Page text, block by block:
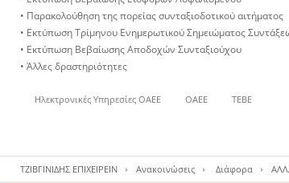
• Παρακολούθηση της πορείας συνταξιοδοτικού αιτήματος
• Εκτύπωση Τρίμηνου Ενημερωτικού Σημειώματος
• Εκτύπωση Βεβαίωσης Αποδοχών Συνταξιούχου
• Άλλες δραστηριότητες
Ηλεκτρονικές Υπηρεσίες ΟΑΕΕ ΟΑΕΕ ΤΕΒΕ
ΤΖΙΒΓΙΝΙΔΗΣ ΕΠΙΧΕΙΡΕΙΝ Ανακοινώσεις Διάφορα